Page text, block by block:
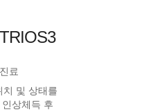
료
치 및 상태를
상체득 후